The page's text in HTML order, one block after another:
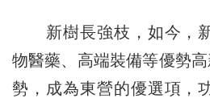
新樹長強枝，如今，新
物醫藥、高端裝備等優勢高
勢，成為東營的優選項，